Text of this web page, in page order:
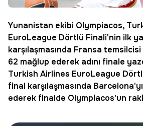
Yunanistan ekibi Olympiacos,
EuroLeague Dörtlü Finali'nin ilk
karşılaşmasında Fransa
62 mağlup ederek adını finale
Turkish Airlines EuroLeague
final karşılaşmasında
ederek finalde Olympiacos'un